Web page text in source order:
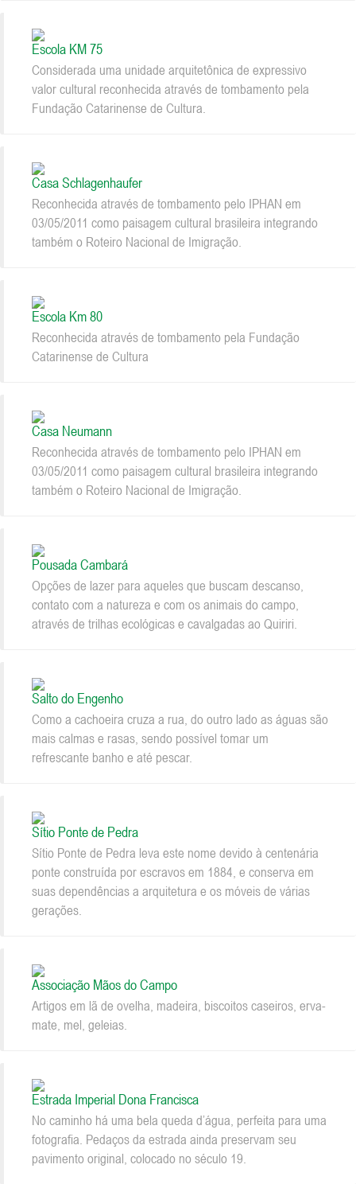
Escola KM 75
Considerada uma unidade arquitetônica de expressivo
valor cultural reconhecida através de tombamento pela
Fundação Catarinense de Cultura.
Casa Schlagenhaufer
Reconhecida através de tombamento pelo IPHAN em
03/05/2011 como paisagem cultural brasileira integrando
também o Roteiro Nacional de Imigração.
Escola Km 80
Reconhecida através de tombamento pela Fundação
Catarinense de Cultura
Casa Neumann
Reconhecida através de tombamento pelo IPHAN em
03/05/2011 como paisagem cultural brasileira integrando
também o Roteiro Nacional de Imigração.
Pousada Cambará
Opções de lazer para aqueles que buscam descanso,
contato com a natureza e com os animais do campo,
através de trilhas ecológicas e cavalgadas ao Quiriri.
Salto do Engenho
Como a cachoeira cruza a rua, do outro lado as águas são
mais calmas e rasas, sendo possível tomar um
refrescante banho e até pescar.
Sítio Ponte de Pedra
Sítio Ponte de Pedra leva este nome devido à centenária
ponte construída por escravos em 1884, e conserva em
suas dependências a arquitetura e os móveis de várias
gerações.
Associação Mãos do Campo
Artigos em lã de ovelha, madeira, biscoitos caseiros, erva-
mate, mel, geleias.
Estrada Imperial Dona Francisca
No caminho há uma bela queda d’água, perfeita para uma
fotografia. Pedaços da estrada ainda preservam seu
pavimento original, colocado no século 19.